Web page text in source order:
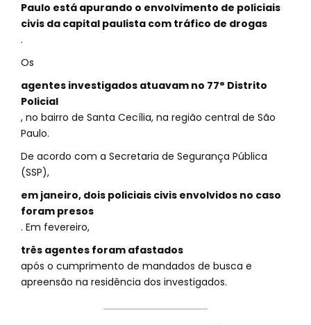
Paulo está apurando o envolvimento de policiais
civis da capital paulista com tráfico de drogas
.
Os
agentes investigados atuavam no 77° Distrito
Policial
, no bairro de Santa Cecília, na região central de São
Paulo.
De acordo com a Secretaria de Segurança Pública
(SSP),
em janeiro, dois policiais civis envolvidos no caso
foram presos
. Em fevereiro,
três agentes foram afastados
após o cumprimento de mandados de busca e
apreensão na residência dos investigados.